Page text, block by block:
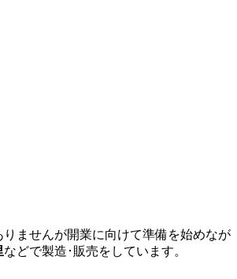
ませんが開業に向けて準備を始めなが
などで製造･販売をしています。